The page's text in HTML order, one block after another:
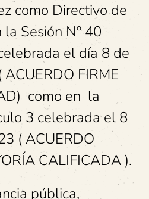
como Directivo de
Sesión Nº 40
el día 8 de
FIRME
como en la
3 celebrada el 8
( ACUERDO
CALIFICADA ).
pública,